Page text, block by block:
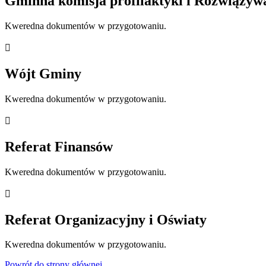
Kweredna dokumentów w przygotowaniu.

Wójt Gminy
Kweredna dokumentów w przygotowaniu.

Referat Finansów
Kweredna dokumentów w przygotowaniu.

Referat Organizacyjny i Oświaty
Kweredna dokumentów w przygotowaniu.